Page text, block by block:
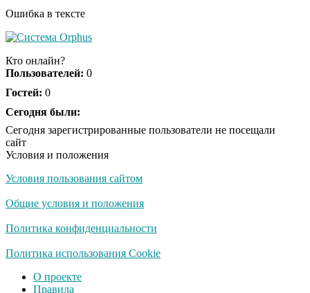
Ролик из Омска: вы
Ржу не переставая, это
не раз
Скрытая камера на
люди вытворяют, когда
Ролик длится
смеяться вы будете
Ошибка в тексте
Кто онлайн?
Пользователей: 0
Гостей: 0
Сегодня были:
Сегодня зарегистрированные пользователи не посещали
сайт
Условия и положения
Условия пользования сайтом
Общие условия и положения
Политика конфиденциальности
Политика использования Cookie
О проекте
Правила